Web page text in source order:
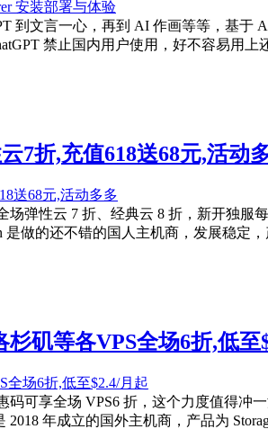
到文言一心，再到 AI 作画等等，基
禁止国内用户使用，好不容易用
7折,充值618送68元,活动
场弹性云 7 折、经典云 8 折，新开独
是做的还不错的国人主机商，发展稳
矶等各VPS全场6折,低至
码可享全场 VPS6 折，这个力度值得
2018 年成立的国外主机商，产品为